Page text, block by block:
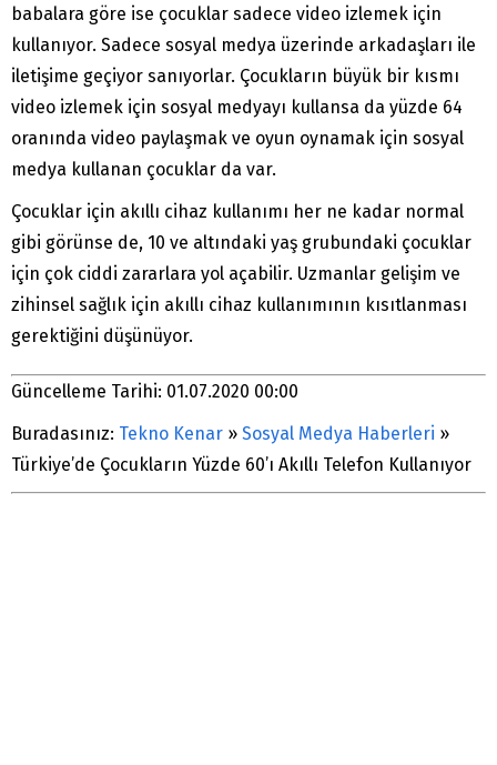
babalara göre ise çocuklar sadece video izlemek için
kullanıyor. Sadece sosyal medya üzerinde arkadaşları ile
iletişime geçiyor sanıyorlar. Çocukların büyük bir kısmı
video izlemek için sosyal medyayı kullansa da yüzde 64
oranında video paylaşmak ve oyun oynamak için sosyal
medya kullanan çocuklar da var.
Çocuklar için akıllı cihaz kullanımı her ne kadar normal
gibi görünse de, 10 ve altındaki yaş grubundaki çocuklar
için çok ciddi zararlara yol açabilir. Uzmanlar gelişim ve
zihinsel sağlık için akıllı cihaz kullanımının kısıtlanması
gerektiğini düşünüyor.
Güncelleme Tarihi: 01.07.2020 00:00
Buradasınız: Tekno Kenar » Sosyal Medya Haberleri »
Türkiye’de Çocukların Yüzde 60’ı Akıllı Telefon Kullanıyor